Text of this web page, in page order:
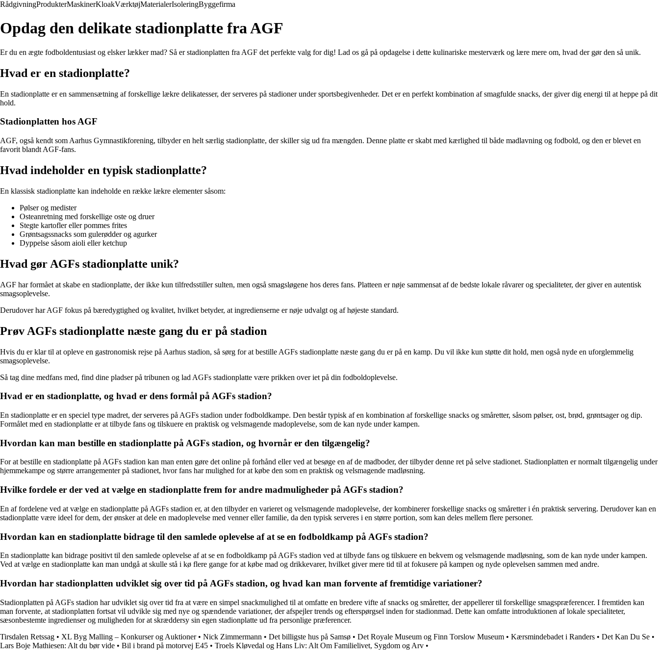
RådgivningProdukterMaskinerKloakVærktøjMaterialerIsoleringByggefirma
Opdag den delikate stadionplatte fra AGF
Er du en ægte fodboldentusiast og elsker lækker mad? Så er stadionplatten fra AGF det perfekte valg for dig! Lad os gå på opdagelse i dette kulinariske mesterværk og lære mere om, hvad der gør den så unik.
Hvad er en stadionplatte?
En stadionplatte er en sammensætning af forskellige lækre delikatesser, der serveres på stadioner under sportsbegivenheder. Det er en perfekt kombination af smagfulde snacks, der giver dig energi til at heppe på dit
hold.
Stadionplatten hos AGF
AGF, også kendt som Aarhus Gymnastikforening, tilbyder en helt særlig stadionplatte, der skiller sig ud fra mængden. Denne platte er skabt med kærlighed til både madlavning og fodbold, og den er blevet en
favorit blandt AGF-fans.
Hvad indeholder en typisk stadionplatte?
En klassisk stadionplatte kan indeholde en række lækre elementer såsom:
Pølser og medister
Osteanretning med forskellige oste og druer
Stegte kartofler eller pommes frites
Grøntsagssnacks som gulerødder og agurker
Dyppelse såsom aioli eller ketchup
Hvad gør AGFs stadionplatte unik?
AGF har formået at skabe en stadionplatte, der ikke kun tilfredsstiller sulten, men også smagsløgene hos deres fans. Platteen er nøje sammensat af de bedste lokale råvarer og specialiteter, der giver en autentisk
smagsoplevelse.
Derudover har AGF fokus på bæredygtighed og kvalitet, hvilket betyder, at ingredienserne er nøje udvalgt og af højeste standard.
Prøv AGFs stadionplatte næste gang du er på stadion
Hvis du er klar til at opleve en gastronomisk rejse på Aarhus stadion, så sørg for at bestille AGFs stadionplatte næste gang du er på en kamp. Du vil ikke kun støtte dit hold, men også nyde en uforglemmelig
smagsoplevelse.
Så tag dine medfans med, find dine pladser på tribunen og lad AGFs stadionplatte være prikken over iet på din fodboldoplevelse.
Hvad er en stadionplatte, og hvad er dens formål på AGFs stadion?
En stadionplatte er en speciel type madret, der serveres på AGFs stadion under fodboldkampe. Den består typisk af en kombination af forskellige snacks og småretter, såsom pølser, ost, brød, grøntsager og dip.
Formålet med en stadionplatte er at tilbyde fans og tilskuere en praktisk og velsmagende madoplevelse, som de kan nyde under kampen.
Hvordan kan man bestille en stadionplatte på AGFs stadion, og hvornår er den tilgængelig?
For at bestille en stadionplatte på AGFs stadion kan man enten gøre det online på forhånd eller ved at besøge en af de madboder, der tilbyder denne ret på selve stadionet. Stadionplatten er normalt tilgængelig under
hjemmekampe og større arrangementer på stadionet, hvor fans har mulighed for at købe den som en praktisk og velsmagende madløsning.
Hvilke fordele er der ved at vælge en stadionplatte frem for andre madmuligheder på AGFs stadion?
En af fordelene ved at vælge en stadionplatte på AGFs stadion er, at den tilbyder en varieret og velsmagende madoplevelse, der kombinerer forskellige snacks og småretter i én praktisk servering. Derudover kan en
stadionplatte være ideel for dem, der ønsker at dele en madoplevelse med venner eller familie, da den typisk serveres i en større portion, som kan deles mellem flere personer.
Hvordan kan en stadionplatte bidrage til den samlede oplevelse af at se en fodboldkamp på AGFs stadion?
En stadionplatte kan bidrage positivt til den samlede oplevelse af at se en fodboldkamp på AGFs stadion ved at tilbyde fans og tilskuere en bekvem og velsmagende madløsning, som de kan nyde under kampen.
Ved at vælge en stadionplatte kan man undgå at skulle stå i kø flere gange for at købe mad og drikkevarer, hvilket giver mere tid til at fokusere på kampen og nyde oplevelsen sammen med andre.
Hvordan har stadionplatten udviklet sig over tid på AGFs stadion, og hvad kan man forvente af fremtidige variationer?
Stadionplatten på AGFs stadion har udviklet sig over tid fra at være en simpel snackmulighed til at omfatte en bredere vifte af snacks og småretter, der appellerer til forskellige smagspræferencer. I fremtiden kan
man forvente, at stadionplatten fortsat vil udvikle sig med nye og spændende variationer, der afspejler trends og efterspørgsel inden for stadionmad. Dette kan omfatte introduktionen af lokale specialiteter,
sæsonbestemte ingredienser og muligheden for at skræddersy sin egen stadionplatte ud fra personlige præferencer.
Tirsdalen Retssag • XL Byg Malling – Konkurser og Auktioner• Nick Zimmermann • Det billigste hus på Samsø • Det Royale Museum og Finn Torslow Museum • Kærsmindebadet i Randers • Det Kan Du Se •
Lars Boje Mathiesen: Alt du bør vide • Bil i brand på motorvej E45 • Troels Kløvedal og Hans Liv: Alt Om Familielivet, Sygdom og Arv •